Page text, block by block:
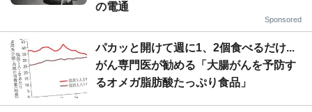
の電通
Sponsored
パカッと開けて週に1、2個食べるだけ...
がん専門医が勧める「大腸がんを予防す
るオメガ脂肪酸たっぷり食品」